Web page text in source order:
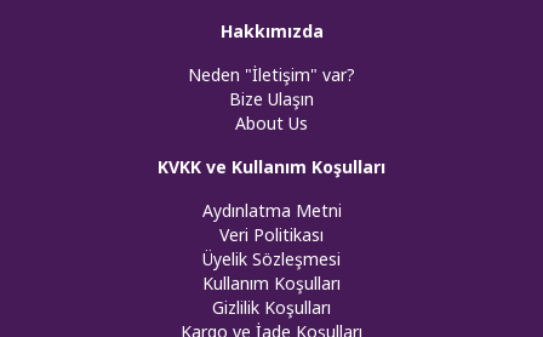
Hakkımızda
Neden "İletişim" var?
Bize Ulaşın
About Us
KVKK ve Kullanım Koşulları
Aydınlatma Metni
Veri Politikası
Üyelik Sözleşmesi
Kullanım Koşulları
Gizlilik Koşulları
Kargo ve İade Koşulları